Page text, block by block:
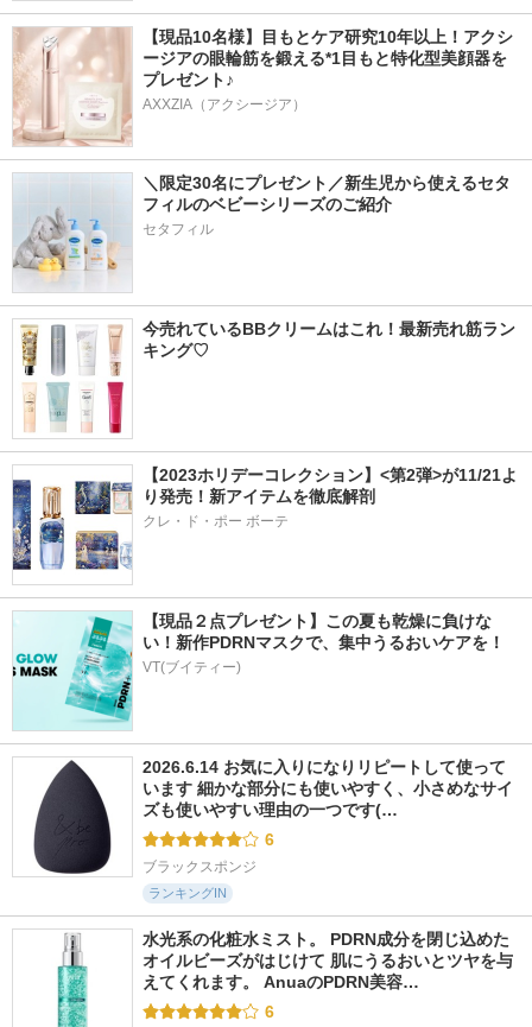
【現品10名様】目もとケア研究10年以上！アクシ
ージアの眼輪筋を鍛える*1目もと特化型美顔器を
プレゼント♪
AXXZIA（アクシージア）
＼限定30名にプレゼント／新生児から使えるセタ
フィルのベビーシリーズのご紹介
セタフィル
今売れているBBクリームはこれ！最新売れ筋ラン
キング♡
【2023ホリデーコレクション】<第2弾>が11/21よ
り発売！新アイテムを徹底解剖
クレ・ド・ポー ボーテ
【現品２点プレゼント】この夏も乾燥に負けな
い！新作PDRNマスクで、集中うるおいケアを！
VT(ブイティー)
2026.6.14 お気に入りになりリピートして使って
います 細かな部分にも使いやすく、小さめなサイ
ズも使いやすい理由の一つです(…
6
ブラックスポンジ
ランキングIN
水光系の化粧水ミスト。 PDRN成分を閉じ込めた
オイルビーズがはじけて 肌にうるおいとツヤを与
えてくれます。 AnuaのPDRN美容…
6